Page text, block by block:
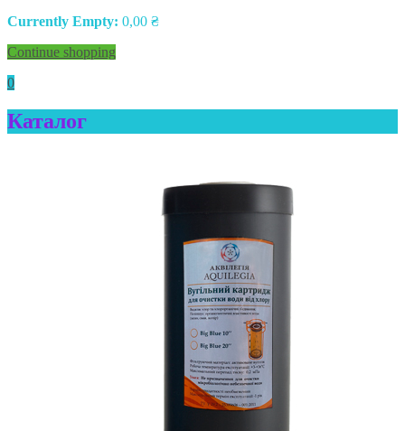
Currently Empty: 0,00 ₴
Continue shopping
0
Каталог